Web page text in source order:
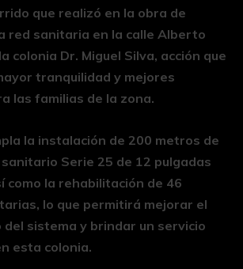
que realizó en la obra de
red sanitaria en la calle Alberto
colonia Dr. Miguel Silva, acción que
tranquilidad y mejores
las familias de la zona.
la instalación de 200 metros de
Serie 25 de 12 pulgadas
como la rehabilitación de 46
lo que permitirá mejorar el
sistema y brindar un servicio
esta colonia.